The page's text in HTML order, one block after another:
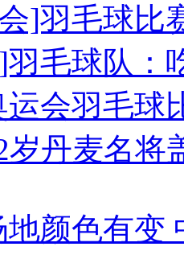
]羽毛球比
毛球队：
会羽毛球
岁丹麦名将
颜色有变